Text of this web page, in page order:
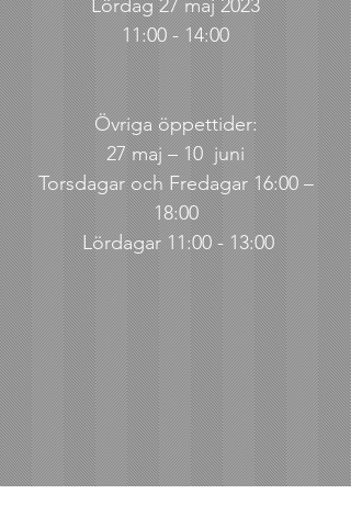
Lördag 27 maj 2023
11:00 - 14:00
Övriga öppettider:
27 maj – 10 juni
Torsdagar och Fredagar 16:00 –
18:00
Lördagar 11:00 - 13:00